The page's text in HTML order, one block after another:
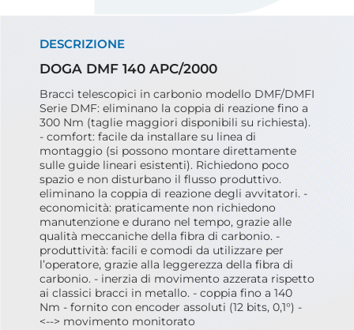
DESCRIZIONE
DOGA DMF 140 APC/2000
Bracci telescopici in carbonio modello DMF/DMFI
Serie DMF: eliminano la coppia di reazione fino a
300 Nm (taglie maggiori disponibili su richiesta).
- comfort: facile da installare su linea di
montaggio (si possono montare direttamente
sulle guide lineari esistenti). Richiedono poco
spazio e non disturbano il flusso produttivo.
eliminano la coppia di reazione degli avvitatori. -
economicità: praticamente non richiedono
manutenzione e durano nel tempo, grazie alle
qualità meccaniche della fibra di carbonio. -
produttività: facili e comodi da utilizzare per
l’operatore, grazie alla leggerezza della fibra di
carbonio. - inerzia di movimento azzerata rispetto
ai classici bracci in metallo. - coppia fino a 140
Nm - fornito con encoder assoluti (12 bits, 0,1°) -
<--> movimento monitorato